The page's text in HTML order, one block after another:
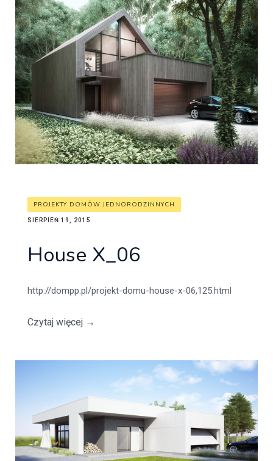
PROJEKTY DOMÓW JEDNORODZINNYCH
SIERPIEŃ 19, 2015
House X_06
http://dompp.pl/projekt-domu-house-x-06,125.html
Czytaj więcej →